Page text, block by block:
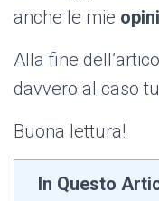
anche le mie
Alla fine
davvero al caso
Buona lettura!
In Questo